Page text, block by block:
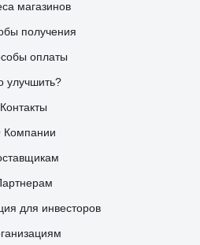
магазинов
получения
оплаты
улучшить?
Контакты
Компании
для инвесторов